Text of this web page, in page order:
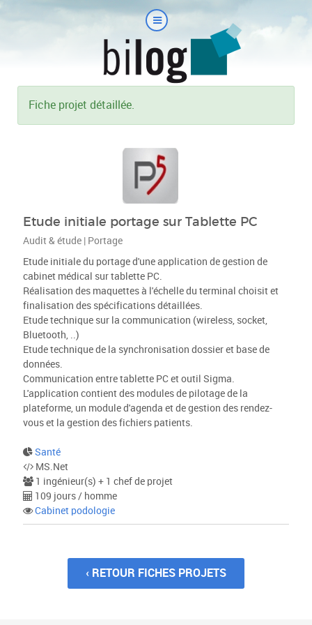
Fiche projet détaillée.
Etude initiale portage sur Tablette PC
Audit & étude | Portage
Etude initiale du portage d'une application de gestion de
cabinet médical sur tablette PC.
Réalisation des maquettes à l'échelle du terminal choisit et
finalisation des spécifications détaillées.
Etude technique sur la communication (wireless, socket,
Bluetooth, ..)
Etude technique de la synchronisation dossier et base de
données.
Communication entre tablette PC et outil Sigma.
L'application contient des modules de pilotage de la
plateforme, un module d'agenda et de gestion des rendez-
vous et la gestion des fichiers patients.
Santé
MS.Net
1 ingénieur(s) + 1 chef de projet
109 jours / homme
Cabinet podologie
‹ RETOUR FICHES PROJETS